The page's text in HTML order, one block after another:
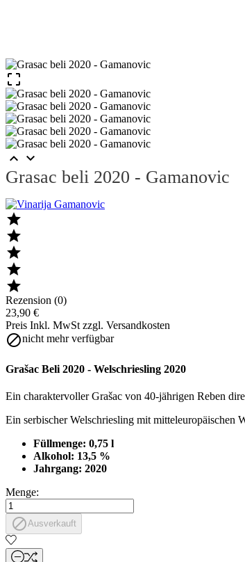

 
Grasac beli 2020 - Gamanovic





Rezension (0)
23,90 €
Preis Inkl. MwSt zzgl. Versandkosten
nicht mehr verfügbar
Grašac Beli 2020 - Welschriesling 2020
Ein charaktervoller Grašac von 40‑jährigen Reben
Ein serbischer Welschriesling mit mittel­europäischen
Füllmenge: 0,75 l
Alkohol: 13,5 %
Jahrgang: 2020
Menge:
Ausverkauft